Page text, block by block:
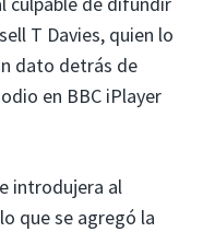
T Davies, quien lo
dato detrás de
en BBC iPlayer
introdujera al
que se agregó la